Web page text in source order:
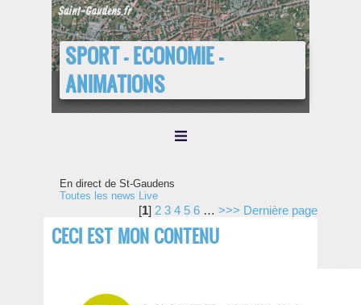
SPORT - ECONOMIE -
ANIMATIONS
En direct de St-Gaudens
Toutes les news Live
[1] 2 3 4 5 6 … >>> Dernière page
CECI EST MON CONTENU